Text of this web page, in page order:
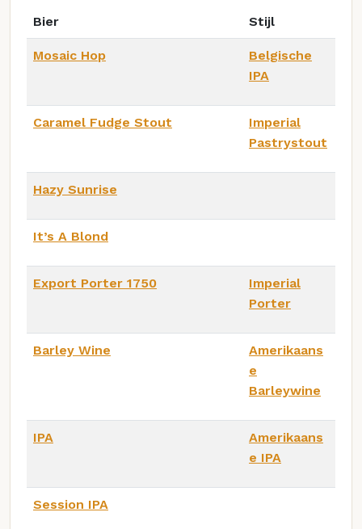
Bier Stijl
Mosaic Hop
Belgische
IPA
Caramel Fudge Stout
Imperial
Pastrystout
Hazy Sunrise
It’s A Blond
Export Porter 1750
Imperial
Porter
Barley Wine
Amerikaans
e
Barleywine
IPA
Amerikaans
e IPA
Session IPA